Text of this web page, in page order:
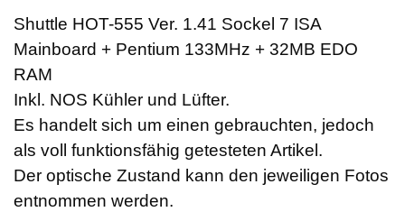
Shuttle HOT-555 Ver. 1.41 Sockel 7 ISA
Mainboard + Pentium 133MHz + 32MB EDO
RAM
Inkl. NOS Kühler und Lüfter.
Es handelt sich um einen gebrauchten, jedoch
als voll funktionsfähig getesteten Artikel.
Der optische Zustand kann den jeweiligen Fotos
entnommen werden.